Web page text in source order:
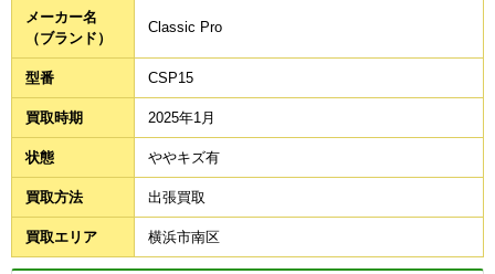
メーカー名
（ブランド）
Classic Pro
型番 CSP15
買取時期 2025年1月
状態 ややキズ有
買取方法 出張買取
買取エリア 横浜市南区